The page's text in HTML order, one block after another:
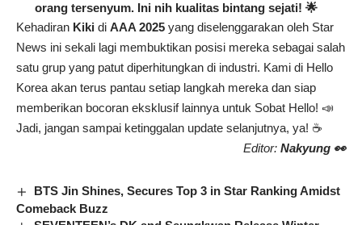
orang tersenyum. Ini nih kualitas bintang sejati! 🌟
Kehadiran Kiki di AAA 2025 yang diselenggarakan oleh Star
News ini sekali lagi membuktikan posisi mereka sebagai salah
satu grup yang patut diperhitungkan di industri. Kami di Hello
Korea akan terus pantau setiap langkah mereka dan siap
memberikan bocoran eksklusif lainnya untuk Sobat Hello! 📣
Jadi, jangan sampai ketinggalan update selanjutnya, ya! ☕️
Editor: Nakyung 👀
BTS Jin Shines, Secures Top 3 in Star Ranking Amidst
Comeback Buzz